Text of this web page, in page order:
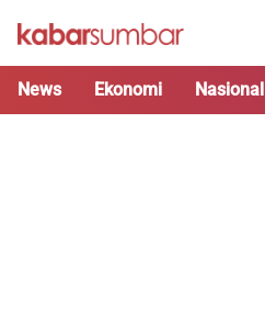
News Ekonomi Nasional